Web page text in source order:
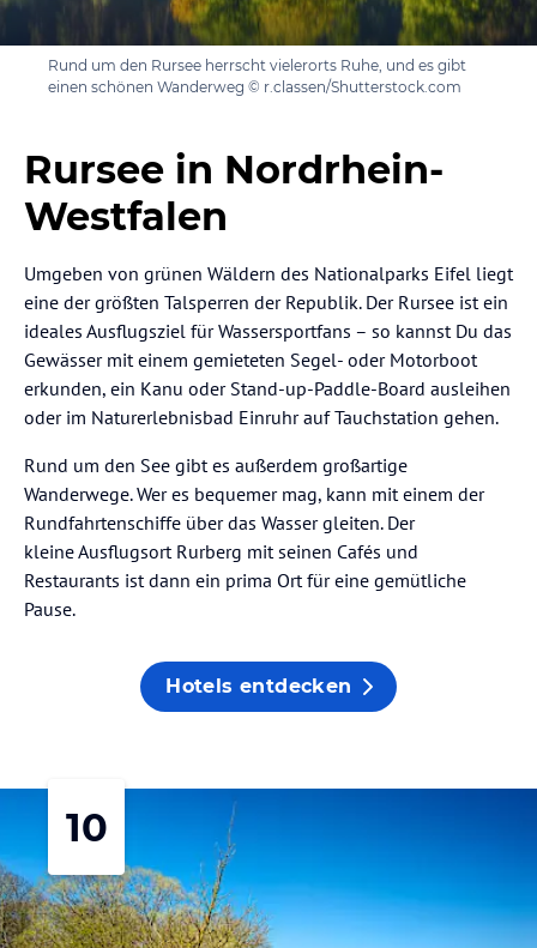
Rund um den Rursee herrscht vielerorts Ruhe, und es gibt
einen schönen Wanderweg © r.classen/Shutterstock.com
Rursee in Nordrhein-
Westfalen
Umgeben von grünen Wäldern des Nationalparks Eifel liegt
eine der größten Talsperren der Republik. Der Rursee ist ein
ideales Ausflugsziel für Wassersportfans – so kannst Du das
Gewässer mit einem gemieteten Segel- oder Motorboot
erkunden, ein Kanu oder Stand-up-Paddle-Board ausleihen
oder im Naturerlebnisbad Einruhr auf Tauchstation gehen.
Rund um den See gibt es außerdem großartige
Wanderwege. Wer es bequemer mag, kann mit einem der
Rundfahrtenschiffe über das Wasser gleiten. Der
kleine Ausflugsort Rurberg mit seinen Cafés und
Restaurants ist dann ein prima Ort für eine gemütliche
Pause.
Hotels entdecken
10